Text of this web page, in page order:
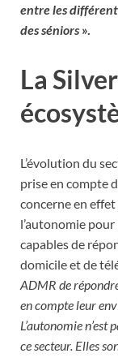
entre les
des séniors ».
La
L’évolution du
prise en compte
concerne en
l’autonomie
capables de
domicile et de
ADMR de
en compte leur
L’autonomie
ce secteur. Elles